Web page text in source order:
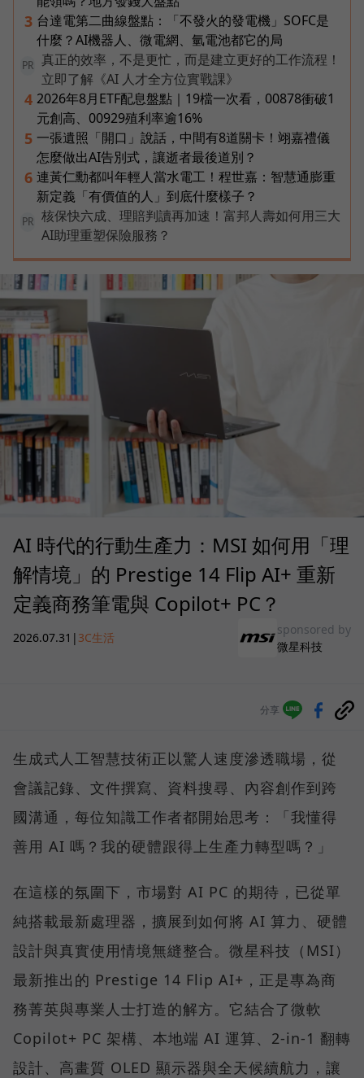
3 台達電第二曲線盤點：「不發火的發電機」SOFC是
什麼？AI機器人、微電網、氫電池都它的局
PR
真正的效率，不是更忙，而是建立更好的工作流程！
立即了解《AI 人才全方位實戰課》
4 2026年8月ETF配息盤點｜19檔一次看，00878衝破1
元創高、00929殖利率逾16%
5 一張遺照「開口」說話，中間有8道關卡！翊嘉禮儀
怎麼做出AI告別式，讓逝者最後道別？
6 連黃仁勳都叫年輕人當水電工！程世嘉：智慧通膨重
新定義「有價值的人」到底什麼樣子？
PR
核保快六成、理賠判讀再加速！富邦人壽如何用三大
AI助理重塑保險服務？
AI 時代的行動生產力：MSI 如何用「理
解情境」的 Prestige 14 Flip AI+ 重新
定義商務筆電與 Copilot+ PC？
2026.07.31 | 3C生活
sponsored by
微星科技
分享
生成式人工智慧技術正以驚人速度滲透職場，從
會議記錄、文件撰寫、資料搜尋、內容創作到跨
國溝通，每位知識工作者都開始思考：「我懂得
善用 AI 嗎？我的硬體跟得上生產力轉型嗎？」
在這樣的氛圍下，市場對 AI PC 的期待，已從單
純搭載最新處理器，擴展到如何將 AI 算力、硬體
設計與真實使用情境無縫整合。微星科技（MSI）
最新推出的 Prestige 14 Flip AI+，正是專為商
務菁英與專業人士打造的解方。它結合了微軟
Copilot+ PC 架構、本地端 AI 運算、2-in-1 翻轉
設計、高畫質 OLED 顯示器與全天候續航力，讓